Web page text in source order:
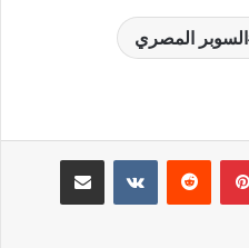
السوبر المصري
بينتيريست